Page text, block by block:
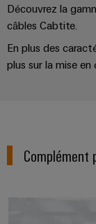
Découvrez la
câbles Cabtite.
En plus des
plus sur la mise
Complément